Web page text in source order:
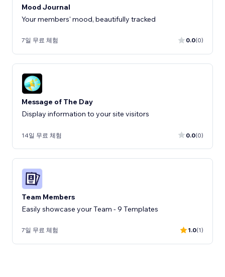
Mood Journal
Your members' mood, beautifully tracked
7일 무료 체험 0.0(0)
Message of The Day
Display information to your site visitors
14일 무료 체험 0.0(0)
Team Members
Easily showcase your Team - 9 Templates
7일 무료 체험 1.0(1)